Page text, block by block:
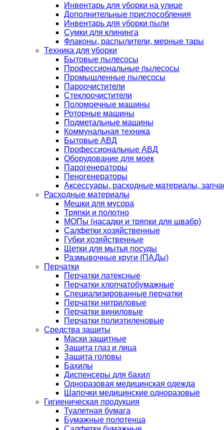
Инвентарь для уборки на улице
Дополнительные приспособления
Инвентарь для уборки пыли
Сумки для клининга
Флаконы, распылители, мерные тары
Техника для уборки
Бытовые пылесосы
Профессиональные пылесосы
Промышленные пылесосы
Пароочистители
Стеклоочистители
Поломоечные машины
Роторные машины
Подметальные машины
Коммунальная техника
Бытовые АВД
Профессиональные АВД
Оборудование для моек
Парогенераторы
Пеногенераторы
Аксессуары, расходные материалы,
Расходные материалы
Мешки для мусора
Тряпки и полотно
МОПы (насадки и тряпки для швабр)
Салфетки хозяйственные
Губки хозяйственные
Щетки для мытья посуды
Размывочные круги (ПАДы)
Перчатки
Перчатки латексные
Перчатки хлопчатобумажные
Специализированные перчатки
Перчатки нитриловые
Перчатки виниловые
Перчатки полиэтиленовые
Средства защиты
Маски защитные
Защита глаз и лица
Защита головы
Бахилы
Диспенсеры для бахил
Одноразовая медицинская одежда
Шапочки медицинские одноразовые
Гигиеническая продукция
Туалетная бумага
Бумажные полотенца